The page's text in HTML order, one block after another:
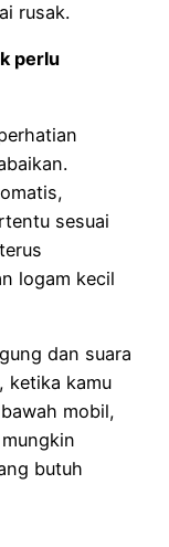
rusak.
perlu
sesuai
logam kecil
dan suara
ketika kamu
mobil,
butuh